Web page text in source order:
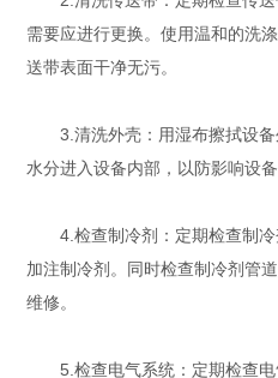
需要应进行更换。使用温和的洗
送带表面干净无污。
3.清洗外壳：用湿布擦拭设备
水分进入设备内部，以防影响设备
4.检查制冷剂：定期检查制冷
加注制冷剂。同时检查制冷剂管
维修。
5.检查电气系统：定期检查电